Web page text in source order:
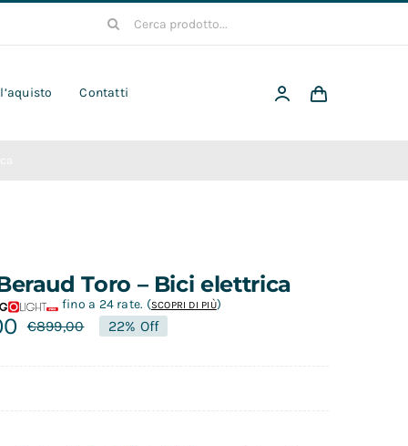
Cerca
Contatti
Toro – Bici elettrica
€899,00
fino a 24 rate. (SCOPRI DI PIÙ)
22% Off